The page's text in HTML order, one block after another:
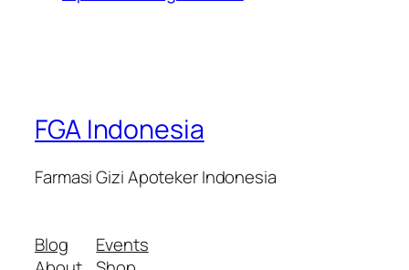
FGA Indonesia
Farmasi Gizi Apoteker Indonesia
Blog
Events